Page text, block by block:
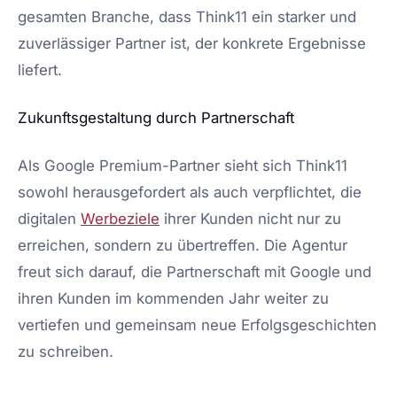
gesamten Branche, dass Think11 ein starker und
zuverlässiger Partner ist, der konkrete Ergebnisse
liefert.
Zukunftsgestaltung durch Partnerschaft
Als Google Premium-Partner sieht sich Think11
sowohl herausgefordert als auch verpflichtet, die
digitalen Werbeziele ihrer Kunden nicht nur zu
erreichen, sondern zu übertreffen. Die Agentur
freut sich darauf, die Partnerschaft mit Google und
ihren Kunden im kommenden Jahr weiter zu
vertiefen und gemeinsam neue Erfolgsgeschichten
zu schreiben.